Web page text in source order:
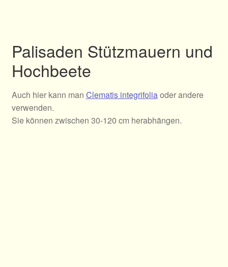
Palisaden Stützmauern und
Hochbeete
Auch hier kann man Clematis integrifoliaoder andere
verwenden.
Sie können zwischen 30-120 cm herabhängen.